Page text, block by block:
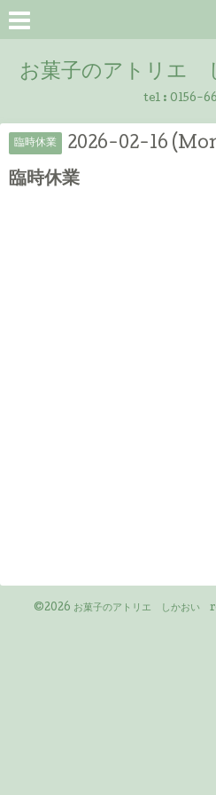
お菓子のアトリ
tel : 0156-
臨時休業 2026-02-16
臨時休業
©2026 お菓子のアトリエ しかおい